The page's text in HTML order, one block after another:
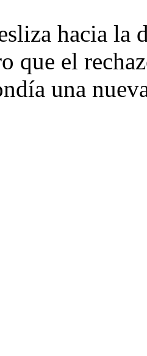
hacia
que el
una